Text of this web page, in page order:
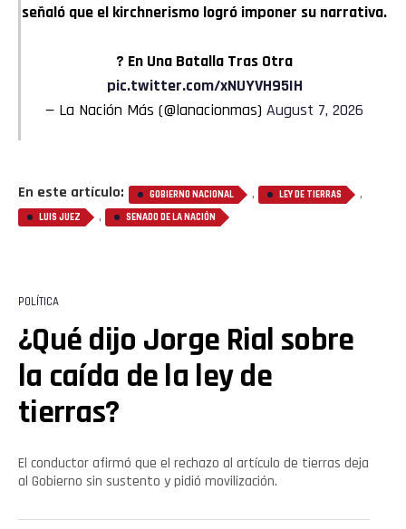
señaló que el kirchnerismo logró imponer su narrativa.
? En Una Batalla Tras Otra
pic.twitter.com/xNUYVH95IH
— La Nación Más (@lanacionmas) August 7, 2026
En este artículo: GOBIERNO NACIONAL , LEY DE TIERRAS ,
LUIS JUEZ , SENADO DE LA NACIÓN
POLÍTICA
¿Qué dijo Jorge Rial sobre
la caída de la ley de
tierras?
El conductor afirmó que el rechazo al artículo de tierras deja
al Gobierno sin sustento y pidió movilización.